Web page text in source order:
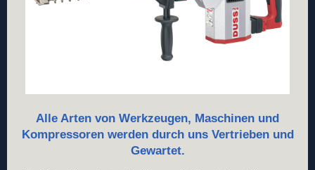
Alle Arten von Werkzeugen, Maschinen und
Kompressoren werden durch uns Vertrieben und
Gewartet.